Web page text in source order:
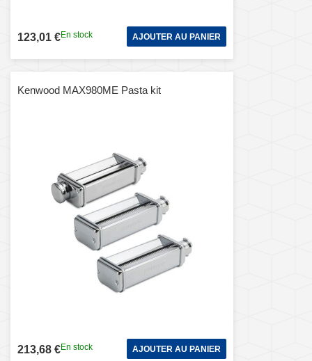
123,01 €En stock AJOUTER AU PANIER
Kenwood MAX980ME Pasta kit
213,68 €En stock AJOUTER AU PANIER